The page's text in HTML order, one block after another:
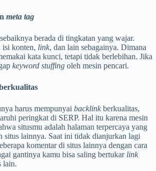
meta tag
berada di tingkatan yang wajar.
isi konten, link, dan lain sebagainya. Dimana
kata kunci, tetapi tidak berlebihan. Jika
keyword stuffing oleh mesin pencari.
harus mempunyai backlink berkualitas,
peringkat di SERP. Hal itu karena mesin
situsmu adalah halaman terpercaya yang
situs lainnya. Saat ini tidak dianjurkan lagi
komentar di situs lainnya dengan cara
gantinya kamu bisa saling bertukar link
lain.